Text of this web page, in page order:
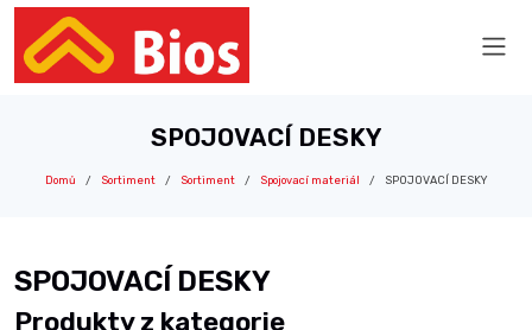
SPOJOVACÍ DESKY
Domů Sortiment Sortiment Spojovací materiál SPOJOVACÍ DESKY
SPOJOVACÍ DESKY
Produkty z kategorie